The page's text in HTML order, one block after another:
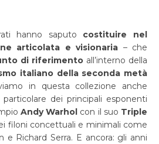
hanno saputo costituire nel
articolata e visionaria – che
di riferimento all’interno della
italiano della seconda metà
in questa collezione anche
dei principali esponenti
Andy Warhol con il suo Triple
filoni concettuali e minimali come
e Richard Serra. E ancora: gli anni